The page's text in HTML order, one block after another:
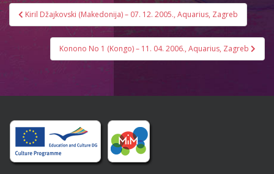
Post
navigation
Kiril Džajkovski (Makedonija) – 07. 12. 2005., Aquarius, Zagreb
Konono No 1 (Kongo) – 11. 04. 2006., Aquarius, Zagreb